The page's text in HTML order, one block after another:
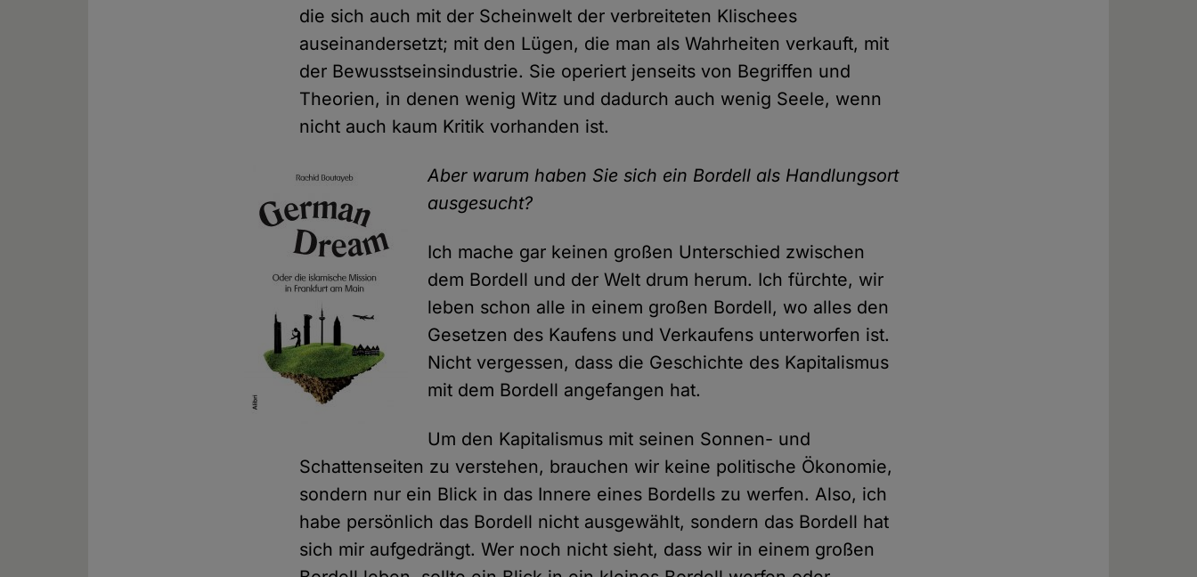
die sich auch mit der Scheinwelt der verbreiteten Klischees
auseinandersetzt; mit den Lügen, die man als Wahrheiten verkauft, mit
der Bewusstseinsindustrie. Sie operiert jenseits von Begriffen und
Theorien, in denen wenig Witz und dadurch auch wenig Seele, wenn
nicht auch kaum Kritik vorhanden ist.
Aber warum haben Sie sich ein Bordell als Handlungsort
ausgesucht?
Ich mache gar keinen großen Unterschied zwischen
dem Bordell und der Welt drum herum. Ich fürchte, wir
leben schon alle in einem großen Bordell, wo alles den
Gesetzen des Kaufens und Verkaufens unterworfen ist.
Nicht vergessen, dass die Geschichte des Kapitalismus
mit dem Bordell angefangen hat.
Um den Kapitalismus mit seinen Sonnen- und
Schattenseiten zu verstehen, brauchen wir keine politische Ökonomie,
sondern nur ein Blick in das Innere eines Bordells zu werfen. Also, ich
habe persönlich das Bordell nicht ausgewählt, sondern das Bordell hat
sich mir aufgedrängt. Wer noch nicht sieht, dass wir in einem großen